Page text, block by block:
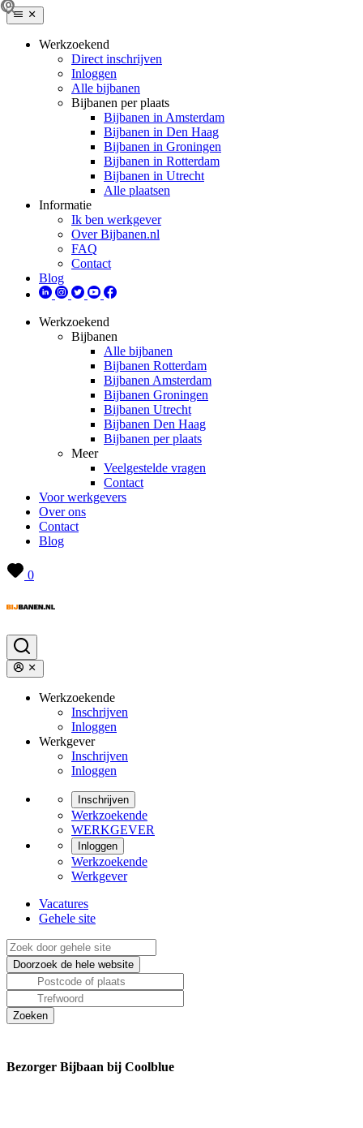
Werkzoekend
Direct inschrijven
Inloggen
Alle bijbanen
Bijbanen per plaats
Bijbanen in Amsterdam
Bijbanen in Den Haag
Bijbanen in Groningen
Bijbanen in Rotterdam
Bijbanen in Utrecht
Alle plaatsen
Informatie
Ik ben werkgever
Over Bijbanen.nl
FAQ
Contact
Blog
Werkzoekend
Bijbanen
Alle bijbanen
Bijbanen Rotterdam
Bijbanen Amsterdam
Bijbanen Groningen
Bijbanen Utrecht
Bijbanen Den Haag
Bijbanen per plaats
Meer
Veelgestelde vragen
Contact
Voor werkgevers
Over ons
Contact
Blog
0
Werkzoekende
Inschrijven
Inloggen
Werkgever
Inschrijven
Inloggen
Inschrijven
Werkzoekende
WERKGEVER
Inloggen
Werkzoekende
Werkgever
Vacatures
Gehele site
Bezorger Bijbaan bij Coolblue